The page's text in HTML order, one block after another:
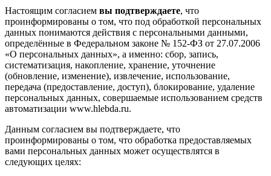
Настоящим согласием вы подтверждаете, что
проинформированы о том, что под обработкой персональных
данных понимаются действия с персональными данными,
определённые в Федеральном законе № 152-ФЗ от 27.07.2006
«О персональных данных», а именно: сбор, запись,
систематизация, накопление, хранение, уточнение
(обновление, изменение), извлечение, использование,
передача (предоставление, доступ), блокирование, удаление
персональных данных, совершаемые использованием средств
автоматизации www.hlebda.ru.
Данным согласием вы подтверждаете, что
проинформированы о том, что обработка предоставляемых
вами персональных данных может осуществлятся в
следующих целях: